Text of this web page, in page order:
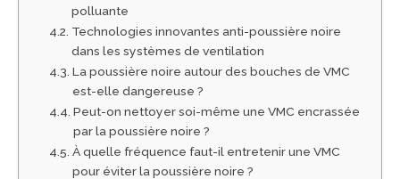
polluante
Technologies innovantes anti-poussière noire
dans les systèmes de ventilation
La poussière noire autour des bouches de VMC
est-elle dangereuse ?
Peut-on nettoyer soi-même une VMC encrassée
par la poussière noire ?
À quelle fréquence faut-il entretenir une VMC
pour éviter la poussière noire ?